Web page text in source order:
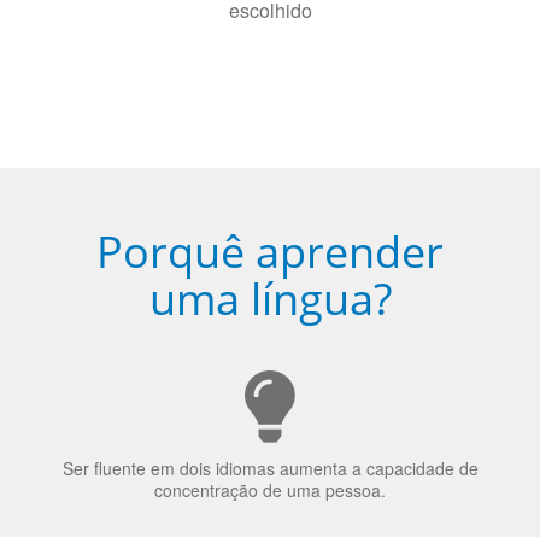
Torne-se fluente no idioma
Porquê aprender
uma língua?
Ser fluente em dois idiomas aumenta a capacidade de